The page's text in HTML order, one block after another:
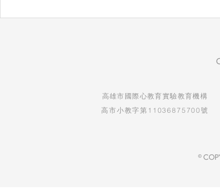
​高雄市國際心教育實驗教育機構
高市小教字第11036875700號
©